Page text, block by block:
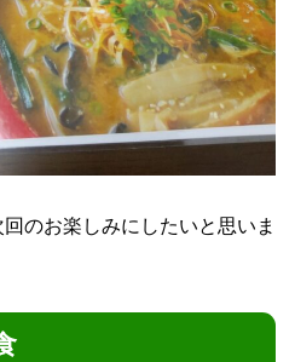
のお楽しみにしたいと思いま